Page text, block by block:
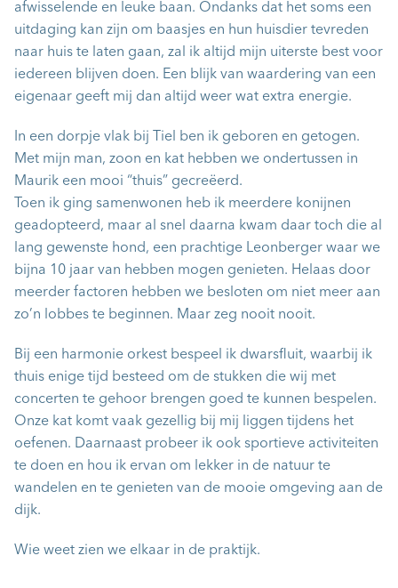
afwisselende en leuke baan. Ondanks dat het soms een
uitdaging kan zijn om baasjes en hun huisdier tevreden
naar huis te laten gaan, zal ik altijd mijn uiterste best voor
iedereen blijven doen. Een blijk van waardering van een
eigenaar geeft mij dan altijd weer wat extra energie.
In een dorpje vlak bij Tiel ben ik geboren en getogen.
Met mijn man, zoon en kat hebben we ondertussen in
Maurik een mooi “thuis” gecreëerd.
Toen ik ging samenwonen heb ik meerdere konijnen
geadopteerd, maar al snel daarna kwam daar toch die al
lang gewenste hond, een prachtige Leonberger waar we
bijna 10 jaar van hebben mogen genieten. Helaas door
meerder factoren hebben we besloten om niet meer aan
zo’n lobbes te beginnen. Maar zeg nooit nooit.
Bij een harmonie orkest bespeel ik dwarsfluit, waarbij ik
thuis enige tijd besteed om de stukken die wij met
concerten te gehoor brengen goed te kunnen bespelen.
Onze kat komt vaak gezellig bij mij liggen tijdens het
oefenen. Daarnaast probeer ik ook sportieve activiteiten
te doen en hou ik ervan om lekker in de natuur te
wandelen en te genieten van de mooie omgeving aan de
dijk.
Wie weet zien we elkaar in de praktijk.